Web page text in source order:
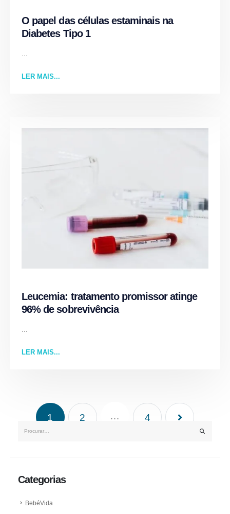
O papel das células estaminais na
Diabetes Tipo 1
...
LER MAIS...
Leucemia: tratamento promissor atinge
96% de sobrevivência
...
LER MAIS...
1 2 … 4
Categorias
BebéVida